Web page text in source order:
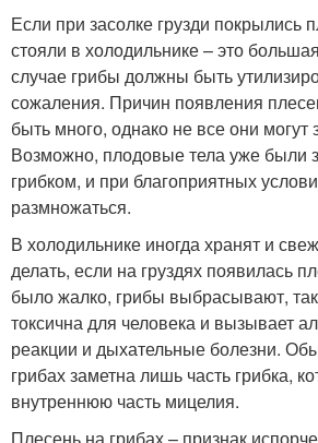
Если при засолке грузди покрылись
стояли в холодильнике – это
случае грибы должны быть
сожаления. Причин появления
быть много, однако не все они могут
Возможно, плодовые тела уже были
грибком, и при благоприятных
размножаться.
В холодильнике иногда хранят и
делать, если на груздях появилась
было жалко, грибы выбрасывают,
токсична для человека и вызывает
реакции и дыхательные болезни.
грибах заметна лишь часть грибка,
внутреннюю часть мицелия.